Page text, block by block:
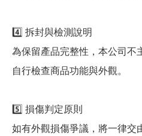
4️⃣ 拆封與檢測說明
為保留產品完整性，本公司不
自行檢查商品功能與外觀。
5️⃣ 損傷判定原則
如有外觀損傷爭議，將一律交